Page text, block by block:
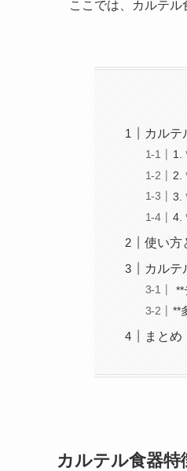
ここでは、カルテ
カルテ
1.
2.
3.
4.
使い方
カルテ
**
**
まとめ
カルテル食器特